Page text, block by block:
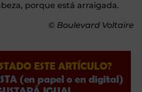
porque está arraigada.
© Boulevard Voltaire